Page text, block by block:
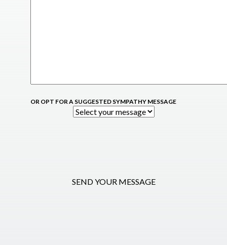
OR OPT FOR A SUGGESTED SYMPATHY MESSAGE
SEND YOUR MESSAGE